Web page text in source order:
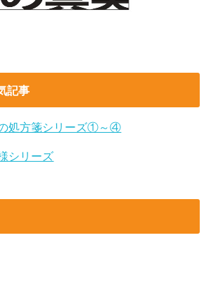
記事
処方箋シリーズ①～④
シリーズ